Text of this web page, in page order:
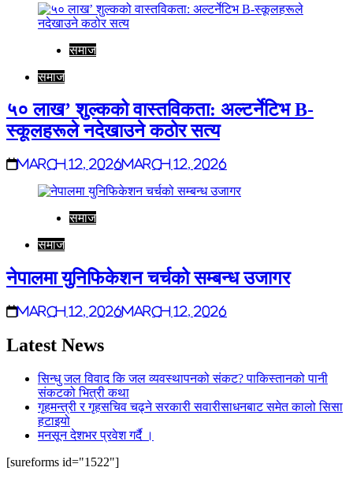
समाज
समाज
५० लाख’ शुल्कको वास्तविकता: अल्टर्नेटिभ B-
स्कूलहरूले नदेखाउने कठोर सत्य
March 12, 2026March 12, 2026
समाज
समाज
नेपालमा युनिफिकेशन चर्चको सम्बन्ध उजागर
March 12, 2026March 12, 2026
Latest News
सिन्धु जल विवाद कि जल व्यवस्थापनको संकट? पाकिस्तानको पानी
संकटको भित्री कथा
गृहमन्त्री र गृहसचिव चढ्ने सरकारी सवारीसाधनबाट समेत कालो सिसा
हटाइयो
मनसून देशभर प्रवेश गर्दै ।
[sureforms id="1522"]